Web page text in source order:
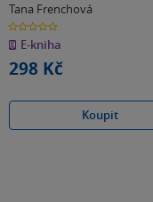
Tana Frenchová
0.0
z
5
hvězdiček
E-kniha
298 Kč
Koupit